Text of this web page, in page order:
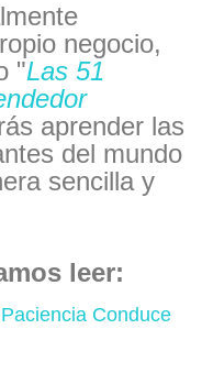
negocio,
"Las 51
aprender las
del mundo
sencilla y
leer:
Conduce